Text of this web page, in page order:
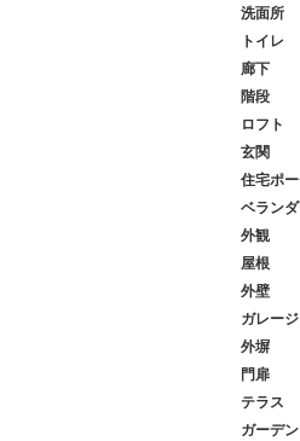
洗面所
トイレ
廊下
階段
ロフト
玄関
住宅ポ
ベランダ
外観
屋根
外壁
ガレージ
外塀
門扉
テラス
ガーデン